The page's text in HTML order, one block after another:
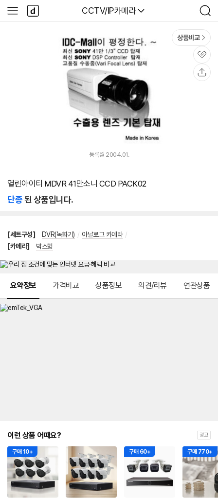
다나와
CCTV/IP카메라
검
색
사
이
다
나
와
상품비교
관
심
등록월 2004.01.
열린아이티 MDVR 41만소니 CCD PACK02
단종된 상품입니다.
[세트구성] DVR(녹화기) / 아날로그 카메라 /
[카메라]
박스형
요약정보 가격비교 상품정보 의견/리뷰 연관상품
이런 상품 어때요? 광고
구매 10+ 구매 60+ 구매 770+